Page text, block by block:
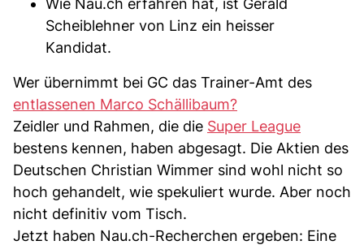
Wie Nau.ch erfahren hat, ist Gerald
Scheiblehner von Linz ein heisser
Kandidat.
Wer übernimmt bei GC das Trainer-Amt des
entlassenen Marco Schällibaum?
Zeidler und Rahmen, die die Super League
bestens kennen, haben abgesagt. Die Aktien des
Deutschen Christian Wimmer sind wohl nicht so
hoch gehandelt, wie spekuliert wurde. Aber noch
nicht definitiv vom Tisch.
Jetzt haben Nau.ch-Recherchen ergeben: Eine